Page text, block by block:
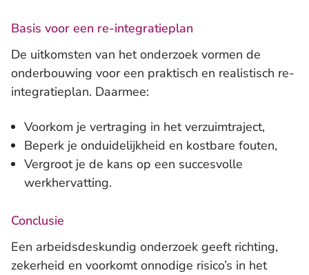
Basis voor een re-integratieplan
De uitkomsten van het onderzoek vormen de
onderbouwing voor een praktisch en realistisch re-
integratieplan. Daarmee:
Voorkom je vertraging in het verzuimtraject,
Beperk je onduidelijkheid en kostbare fouten,
Vergroot je de kans op een succesvolle
werkhervatting.
Conclusie
Een arbeidsdeskundig onderzoek geeft richting,
zekerheid en voorkomt onnodige risico’s in het